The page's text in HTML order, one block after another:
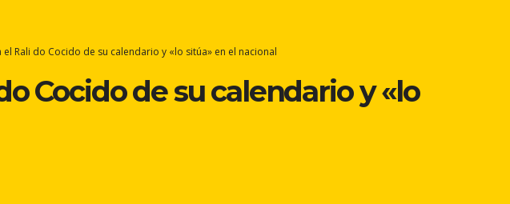
el Rali do Cocido de su calendario y «lo sitúa» en el nacional
Cocido de su calendario y «lo